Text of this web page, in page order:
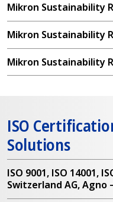
Mikron Sustainability
Mikron Sustainability
Mikron Sustainability
ISO
Solutions
ISO 9001, ISO 14001,
Switzerland AG, Agno